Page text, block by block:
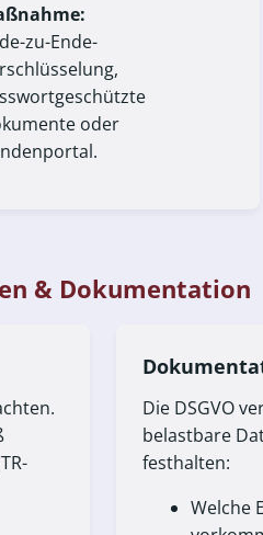
zu-Ende-
oder
& Dokumentation
Die DSGVO
belastbare
festhalten:
Welche